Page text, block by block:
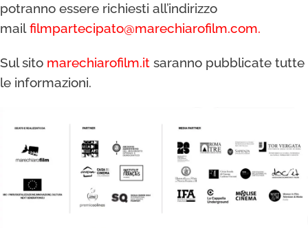
potranno essere richiesti all’indirizzo
mailfilmpartecipato@marechiarofilm.com.
Sul sito marechiarofilm.it saranno pubblicate tutte
le informazioni.